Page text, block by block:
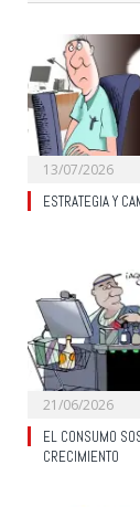
13/07/2026
ESTRATEGIA Y
21/06/2026
EL CONSUMO
CRECIMIENTO